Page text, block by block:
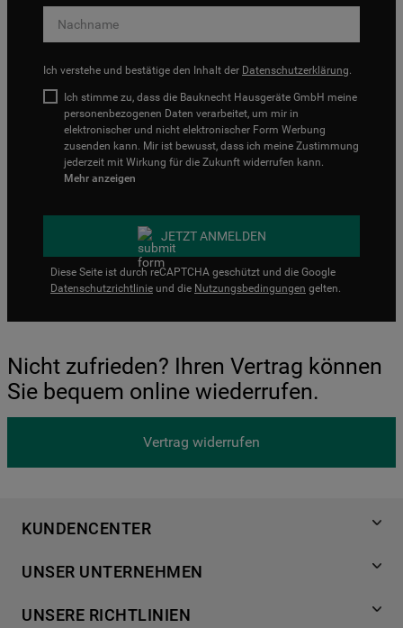
Ich verstehe und bestätige den Inhalt der Datenschutzerklärung.
Ich stimme zu, dass die Bauknecht Hausgeräte GmbH meine
personenbezogenen Daten verarbeitet, um mir in
elektronischer und nicht elektronischer Form Werbung
zusenden kann. Mir ist bewusst, dass ich meine Zustimmung
jederzeit mit Wirkung für die Zukunft widerrufen kann.
Mehr anzeigen
JETZT ANMELDEN
Diese Seite ist durch reCAPTCHA geschützt und die Google
Datenschutzrichtlinie und die Nutzungsbedingungen gelten.
Nicht zufrieden? Ihren Vertrag können
Sie bequem online wiederrufen.
Vertrag widerrufen
KUNDENCENTER
Händlersuche
Häufige Fragen
UNSER UNTERNEHMEN
Für Händler
UNSERE RICHTLINIEN